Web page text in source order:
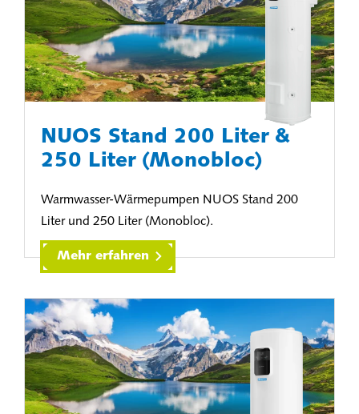
NUOS Stand 200 Liter &
250 Liter (Monobloc)
Warmwasser-Wärmepumpen NUOS Stand 200
Liter und 250 Liter (Monobloc).
Mehr erfahren